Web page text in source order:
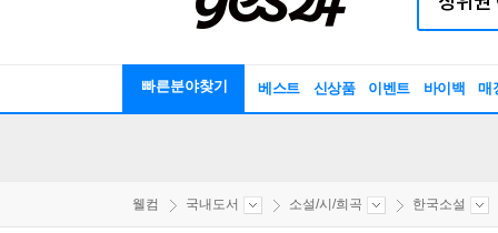
빠른분야찾기 베스트 신상품 이벤트 바이백 매
웰컴 국내도서 소설/시/희곡 한국소설